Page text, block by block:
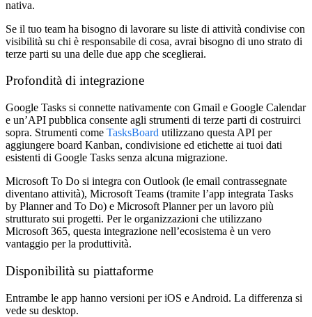
nativa.
Se il tuo team ha bisogno di lavorare su liste di attività condivise con
visibilità su chi è responsabile di cosa, avrai bisogno di uno strato di
terze parti su una delle due app che sceglierai.
Profondità di integrazione
Google Tasks si connette nativamente con Gmail e Google Calendar
e un’API pubblica consente agli strumenti di terze parti di costruirci
sopra. Strumenti come TasksBoard utilizzano questa API per
aggiungere board Kanban, condivisione ed etichette ai tuoi dati
esistenti di Google Tasks senza alcuna migrazione.
Microsoft To Do si integra con Outlook (le email contrassegnate
diventano attività), Microsoft Teams (tramite l’app integrata Tasks
by Planner and To Do) e Microsoft Planner per un lavoro più
strutturato sui progetti. Per le organizzazioni che utilizzano
Microsoft 365, questa integrazione nell’ecosistema è un vero
vantaggio per la produttività.
Disponibilità su piattaforme
Entrambe le app hanno versioni per iOS e Android. La differenza si
vede su desktop.